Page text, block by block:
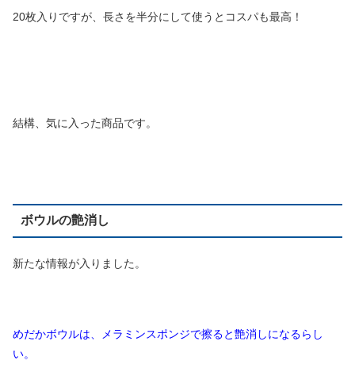
20枚入りですが、長さを半分にして使うとコスパも最高！
結構、気に入った商品です。
ボウルの艶消し
新たな情報が入りました。
めだかボウルは、メラミンスポンジで擦ると艶消しになるらし
い。